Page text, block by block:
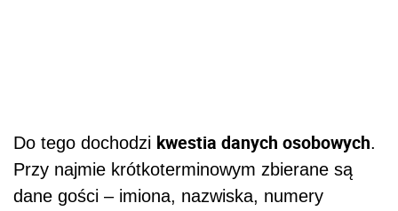
Do tego dochodzi kwestia danych osobowych.
Przy najmie krótkoterminowym zbierane są
dane gości – imiona, nazwiska, numery